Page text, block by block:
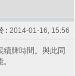
: 2014-01-16, 15:56
續牌時間。與此同